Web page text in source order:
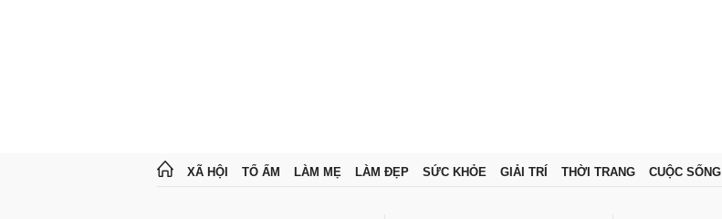
XÃ HỘI TỔ ẤM LÀM MẸ LÀM ĐẸP SỨC KHỎE GIẢI TRÍ THỜI TRANG CUỘC SỐNG